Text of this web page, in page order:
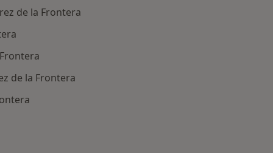
de la Frontera
de la Frontera